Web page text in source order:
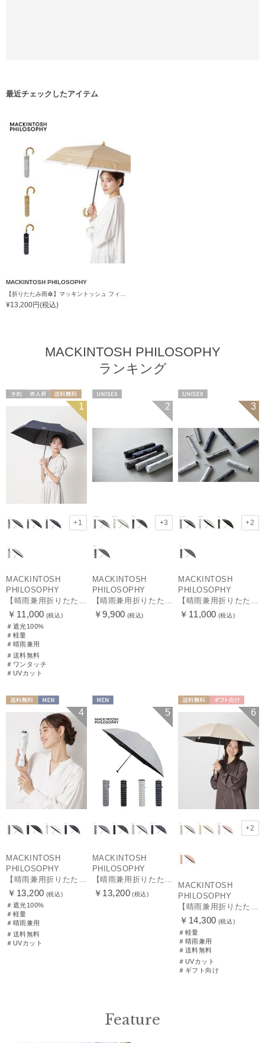
最近チェックしたアイテム
MACKINTOSH PHILOSOPHY
¥13,200円(税込)
MACKINTOSH PHILOSOPHY
ランキング
送料無料 1
+1
MACKINTOSH
PHILOSOPHY
【晴雨兼用折りたたみ日傘】マッキントッシュ フィロソフィー (MACKINTOSH PHILOSOPHY) バーブレラ サンプロテクト（SUNPROTECT）自動開閉 遮光100
￥11,000 (税込)
＃遮光100%
＃軽量
＃晴雨兼用
＃送料無料
＃ワンタッチ
＃UVカット
2
+3
MACKINTOSH
PHILOSOPHY
【晴雨兼用折りたたみ日傘】マッキントッシュ フィロソフィー(MACKINTOSH PHILOSOPHY) バーブレラ サンプロテクトシリーズ（SUNPROTECT）無地 軽量 遮熱 遮光100 55
￥9,900 (税込)
3
+2
MACKINTOSH
PHILOSOPHY
【晴雨兼用折りたたみ日傘】マッキントッシュ フィロソフィー(MACKINTOSH PHILOSOPHY) バーブレラ サンプロテクトシリーズ（SUNPROTECT）無地 軽量 遮熱 遮光100 60
￥11,000 (税込)
4
MACKINTOSH
PHILOSOPHY
￥13,200 (税込)
＃遮光100%
＃軽量
＃晴雨兼用
＃送料無料
＃UVカット
5
MACKINTOSH
PHILOSOPHY
￥13,200 (税込)
ギフト向け
6
+2
MACKINTOSH
PHILOSOPHY
【晴雨兼用折りたたみ日傘】マッキントッシュ フィロソフィー (MACKINTOSH PHILOSOPHY)シャンブレーワンポイントロゴ
￥14,300 (税込)
＃軽量
＃晴雨兼用
＃送料無料
＃UVカット
＃ギフト向け
Feature